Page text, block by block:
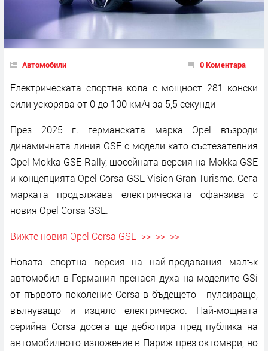
Автомобили 0 Коментара
Електрическата спортна кола с мощност 281 конски
сили ускорява от 0 до 100 км/ч за 5,5 секунди
През 2025 г. германската марка Opel възроди
динамичната линия GSE с модели като състезателния
Opel Mokka GSE Rally, шосейната версия на Mokka GSE
и концепцията Opel Corsa GSE Vision Gran Turismo. Сега
марката продължава електрическата офанзива с
новия Opel Corsa GSE.
Вижте новия Opel Corsa GSE >> >> >>
Новата спортна версия на най-продавания малък
автомобил в Германия пренася духа на моделите GSi
от първото поколение Corsa в бъдещето - пулсиращо,
вълнуващо и изцяло електрическо. Най-мощната
серийна Corsa досега ще дебютира пред публика на
автомобилното изложение в Париж през октомври, но